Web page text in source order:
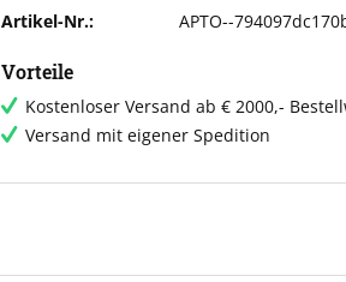
Artikel-Nr.: APTO--
Vorteile
Kostenloser Versand ab € 2000,-
Versand mit eigener Spedition